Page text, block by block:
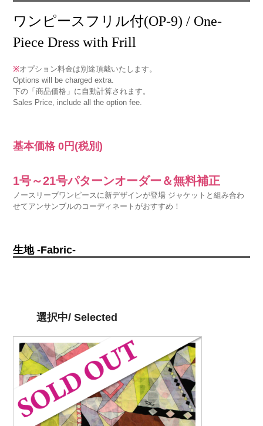
ワンピースフリル付(OP-9) / One-
Piece Dress with Frill
※オプション料金は別途頂戴いたします。
Options will be charged extra.
下の「商品価格」に自動計算されます。
Sales Price, include all the option fee.
基本価格0円 (税別)
1号～21号パターンオーダー＆無料補正
ノースリーブワンピースに新デザインが登場 ジャケットと組み合わ
せてアンサンブルのコーディネートがおすすめ！
生地 -Fabric-
選択中/ Selected